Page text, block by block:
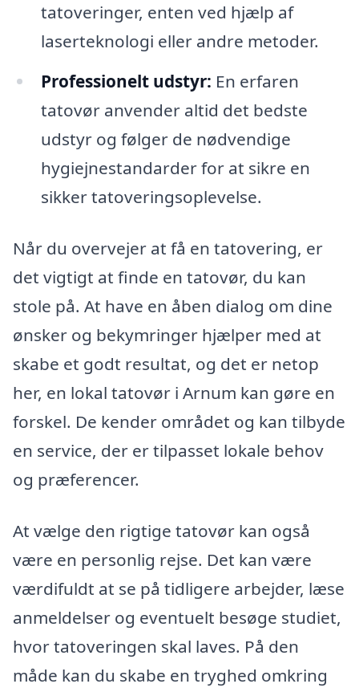
tatoveringer, enten ved hjælp af
laserteknologi eller andre metoder.
Professionelt udstyr: En erfaren
tatovør anvender altid det bedste
udstyr og følger de nødvendige
hygiejnestandarder for at sikre en
sikker tatoveringsoplevelse.
Når du overvejer at få en tatovering, er
det vigtigt at finde en tatovør, du kan
stole på. At have en åben dialog om dine
ønsker og bekymringer hjælper med at
skabe et godt resultat, og det er netop
her, en lokal tatovør i Arnum kan gøre en
forskel. De kender området og kan tilbyde
en service, der er tilpasset lokale behov
og præferencer.
At vælge den rigtige tatovør kan også
være en personlig rejse. Det kan være
værdifuldt at se på tidligere arbejder, læse
anmeldelser og eventuelt besøge studiet,
hvor tatoveringen skal laves. På den
måde kan du skabe en tryghed omkring